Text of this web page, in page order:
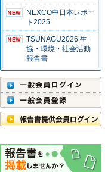
NEXCO中日本レポー
ト2025
TSUNAGU2026 生
協・環境・社会活動
報告書